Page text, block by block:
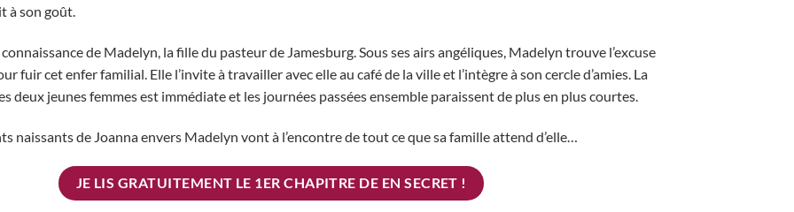
à son goût.
de Madelyn, la fille du pasteur de Jamesburg. Sous ses airs angéliques, Madelyn trouve l’excuse
fuir cet enfer familial. Elle l’invite à travailler avec elle au café de la ville et l’intègre à son cercle d’amies. La
deux jeunes femmes est immédiate et les journées passées ensemble paraissent de plus en plus courtes.
naissants de Joanna envers Madelyn vont à l’encontre de tout ce que sa famille attend d’elle…
JE LIS GRATUITEMENT LE 1ER CHAPITRE DE EN SECRET !